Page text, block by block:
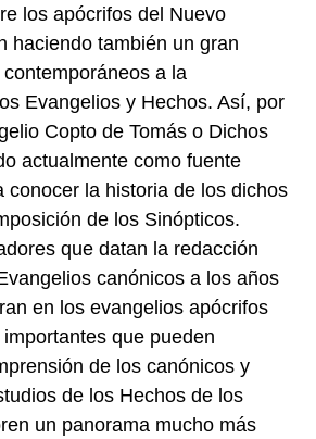
los apócrifos del Nuevo
haciendo también un gran
a la
Evangelios y Hechos. Así, por
Copto de Tomás o Dichos
actualmente como fuente
conocer la historia de los dichos
de los Sinópticos.
que datan la redacción
canónicos a los años
en los evangelios apócrifos
que pueden
de los canónicos y
de los Hechos de los
un panorama mucho más